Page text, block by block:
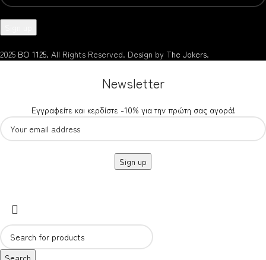
2025 BO 1125. All Rights Reserved. Design by The Jokers.
Newsletter
Εγγραφείτε και κερδίστε -10% για την πρώτη σας αγορά!
Search